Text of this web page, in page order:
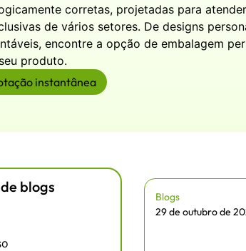
corretas, projetadas para
de vários setores. De designs
encontre a opção de embalagem
produto.
instantânea
blogs
Blogs
29 de outubro de